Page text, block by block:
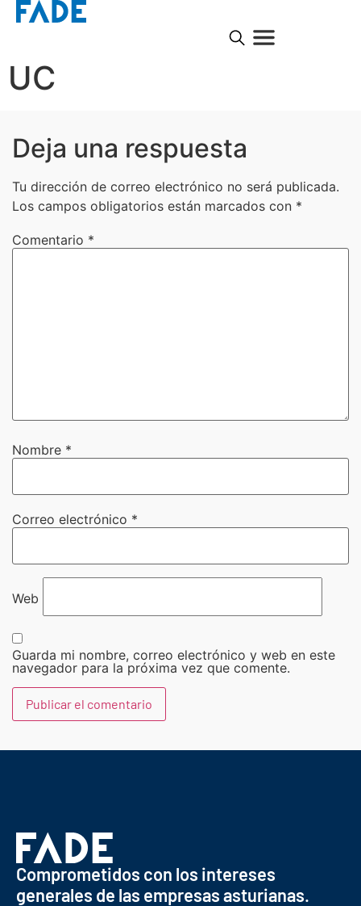
UC
Deja una respuesta
Tu dirección de correo electrónico no será publicada.
Los campos obligatorios están marcados con *
Comentario *
Nombre *
Correo electrónico *
Web
Guarda mi nombre, correo electrónico y web en este
navegador para la próxima vez que comente.
Comprometidos con los intereses
generales de las empresas asturianas.